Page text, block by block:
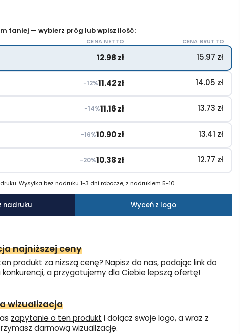
taniej — wybierz próg lub wpisz ilość:
CENA NETTO CENA BRUTTO
12.98 zł 15.97 zł
−12%11.42zł 14.05 zł
−14%11.16 zł 13.73 zł
−16%10.90zł 13.41 zł
−20%10.38 zł 12.77 zł
Wysyłka bez nadruku 1-3 dni robocze, z nadrukiem 5-10.
nadruku Wyceń z logo
najniższej ceny
produkt za niższą cenę?Napisz do nas, podając link do
konkurencji, a przygotujemy dla Ciebie lepszą ofertę!
wizualizacja
zapytanie o ten produkt i dołącz swoje logo, a wraz z
darmową wizualizację.